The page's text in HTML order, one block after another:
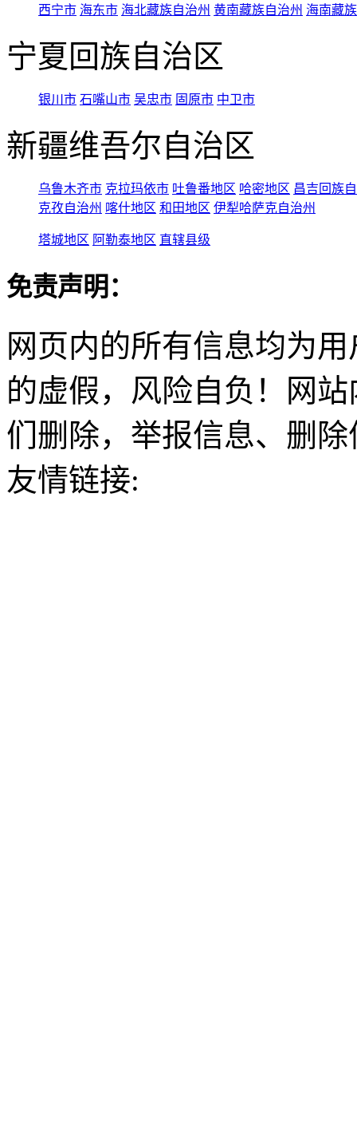
西宁市 海东市 海北藏族自治州 黄南藏族自治州 海南藏
宁夏回族自治区
银川市 石嘴山市 吴忠市 固原市 中卫市
新疆维吾尔自治区
乌鲁木齐市 克拉玛依市 吐鲁番地区 哈密地区 昌吉回族
克孜自治州 喀什地区 和田地区 伊犁哈萨克自治州
塔城地区 阿勒泰地区 直辖县级
免责声明：
网页内的所有信息均为
的虚假，风险自负！网
们删除，举报信息、删
友情链接: